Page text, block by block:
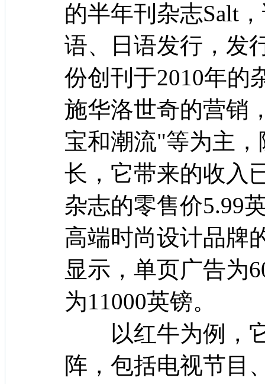
的半年刊杂志Salt
语、日语发行，发
份创刊于2010年的
施华洛世奇的营销
宝和潮流"等为主
长，它带来的收入
杂志的零售价5.99
高端时尚设计品牌
显示，单页广告为
为11000英镑。
以红牛为例，它
阵，包括电视节目